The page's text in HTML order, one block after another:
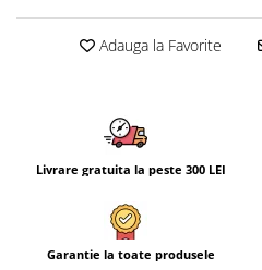
Adauga la Favorite
Livrare gratuita la peste 300 LEI
Garantie la toate produsele